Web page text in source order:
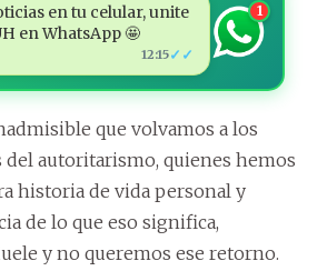
en tu celular, unite
en WhatsApp 🤩
12:15✓✓
1
que volvamos a los
del autoritarismo, quienes hemos
historia de vida personal y
de lo que eso significa,
y no queremos ese retorno.